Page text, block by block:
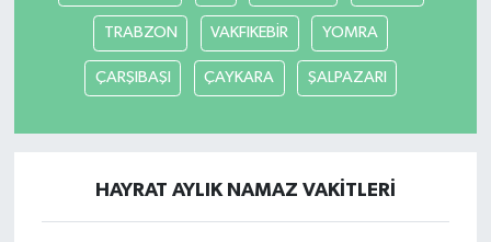
TRABZON VAKFIKEBİR YOMRA
ÇARŞIBAŞI ÇAYKARA ŞALPAZARI
HAYRAT AYLIK NAMAZ VAKITLERI